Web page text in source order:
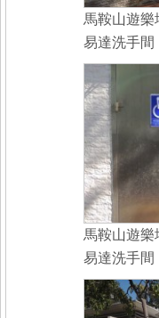
馬鞍山遊樂
易達洗手間
馬鞍山遊樂
易達洗手間